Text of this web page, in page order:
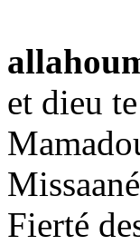
et dieu
Fierté